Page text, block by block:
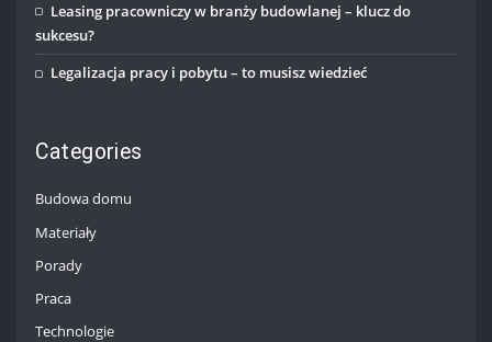
Leasing pracowniczy w branży budowlanej – klucz do
sukcesu?
Legalizacja pracy i pobytu – to musisz wiedzieć
Categories
Budowa domu
Materiały
Porady
Praca
Technologie